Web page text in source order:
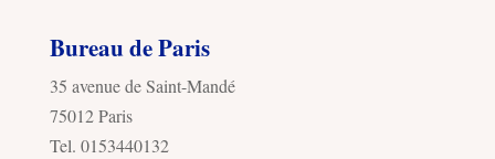
Bureau de Paris
35 avenue de Saint-Mandé
75012 Paris
Tel. 0153440132